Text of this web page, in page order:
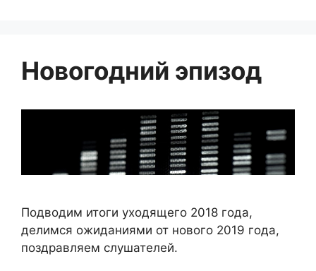
Новогодний эпизод
Подводим итоги уходящего 2018 года,
делимся ожиданиями от нового 2019 года,
поздравляем слушателей.